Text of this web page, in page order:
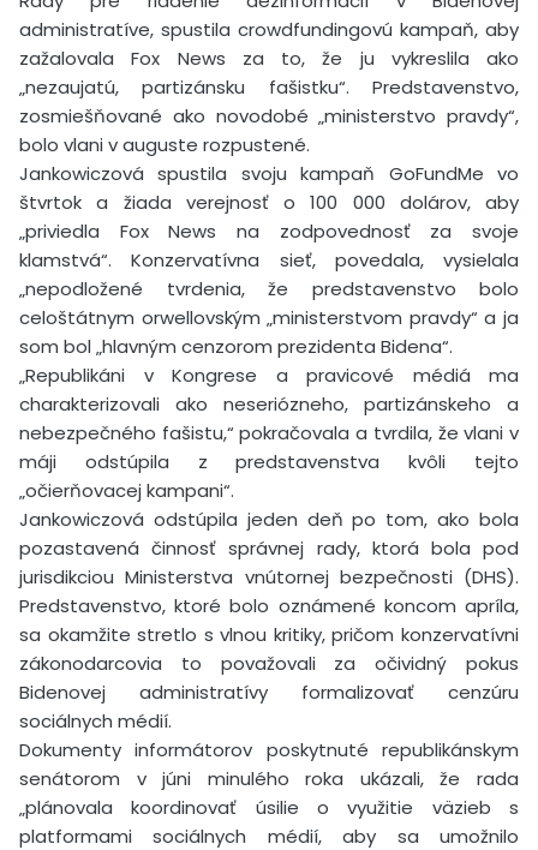
administratíve, spustila crowdfundingovú kampaň, aby
zažalovala Fox News za to, že ju vykreslila ako
„nezaujatú, partizánsku fašistku“. Predstavenstvo,
zosmiešňované ako novodobé „ministerstvo pravdy“,
bolo vlani v auguste rozpustené.
Jankowiczová spustila svoju kampaň GoFundMe vo
štvrtok a žiada verejnosť o 100 000 dolárov, aby
„priviedla Fox News na zodpovednosť za svoje
klamstvá“. Konzervatívna sieť, povedala, vysielala
„nepodložené tvrdenia, že predstavenstvo bolo
celoštátnym orwellovským „ministerstvom pravdy“ a ja
som bol „hlavným cenzorom prezidenta Bidena“.
„Republikáni v Kongrese a pravicové médiá ma
charakterizovali ako neseriózneho, partizánskeho a
nebezpečného fašistu,“ pokračovala a tvrdila, že vlani v
máji odstúpila z predstavenstva kvôli tejto
„očierňovacej kampani“.
Jankowiczová odstúpila jeden deň po tom, ako bola
pozastavená činnosť správnej rady, ktorá bola pod
jurisdikciou Ministerstva vnútornej bezpečnosti (DHS).
Predstavenstvo, ktoré bolo oznámené koncom apríla,
sa okamžite stretlo s vlnou kritiky, pričom konzervatívni
zákonodarcovia to považovali za očividný pokus
Bidenovej administratívy formalizovať cenzúru
sociálnych médií.
Dokumenty informátorov poskytnuté republikánskym
senátorom v júni minulého roka ukázali, že rada
„plánovala koordinovať úsilie o využitie väzieb s
platformami sociálnych médií, aby sa umožnilo